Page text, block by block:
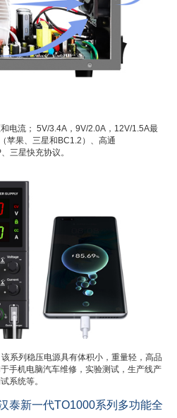
电流； 5V/3.4A，9V/2.0A，12V/1.5A最
苹果、三星和BC1.2）、高通
三星快充协议。
系列稳压电源具有体积小，重量轻，高品
手机电脑汽车维修，实验测试，生产线产
系统等。
泰新一代TO1000系列多功能全